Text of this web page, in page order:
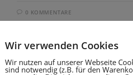
0 KOMMENTARE
THEMA STILLEN
Wir verwenden Cookies
Wir nutzen auf unserer Webseite
sind notwendig (z.B. für den